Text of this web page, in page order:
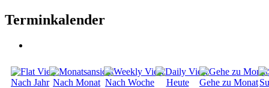
Terminkalender
Nach Jahr Nach Monat Nach Woche Heute Gehe zu Monat